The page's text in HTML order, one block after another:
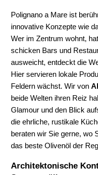
Polignano a Mare ist
innovative Konzepte wie
Wer im Zentrum wohnt,
schicken Bars und
ausweicht, entdeckt die
Hier servieren lokale
Feldern wächst. Wir von
beide Welten ihren Reiz
Glamour und den Blick
die ehrliche, rustikale
beraten wir Sie gerne, wo
das beste Olivenöl der
Architektonische